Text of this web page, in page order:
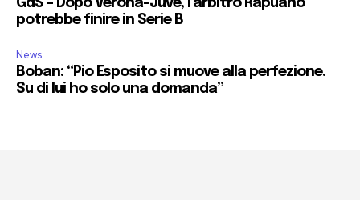
GdS – Dopo Verona-Juve, l’arbitro Rapuano
potrebbe finire in Serie B
News
Boban: “Pio Esposito si muove alla perfezione.
Su di lui ho solo una domanda”